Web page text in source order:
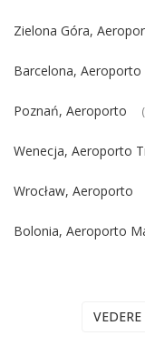
Zielona Góra,
Barcelona, Aeroporto
Poznań, Aeroporto
Wenecja, Aeroporto
Wrocław, Aeroporto
Bolonia, Aeroporto